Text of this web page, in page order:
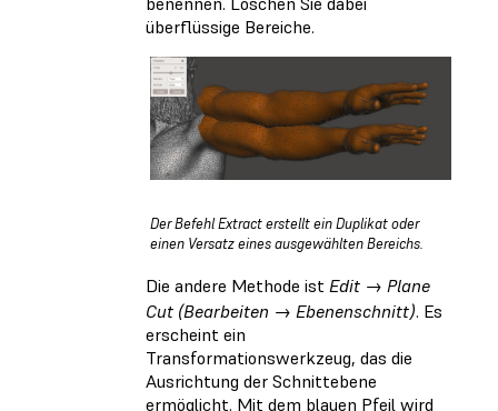
überflüssige Bereiche.
Der Befehl Extract erstellt ein Duplikat oder
einen Versatz eines ausgewählten Bereichs.
Die andere Methode ist Edit → Plane
Cut (Bearbeiten → Ebenenschnitt). Es
erscheint ein
Transformationswerkzeug, das die
Ausrichtung der Schnittebene
ermöglicht. Mit dem blauen Pfeil wird